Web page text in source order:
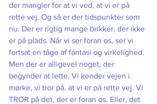
der mangler for at vi ved, at vi er på
rette vej. Og så er der tidspunkter som
nu. Der er rigtig mange brikker, der ikke
er på plads. Når vi ser foran os, ser vi
fortsat en tåge af fantasi og virkelighed.
Men der er alligevel noget, der
begynder at lette. Vi kender vejen i
mørke, vi tror på. at vi er på rette vej. Vi
TROR på det, der er foran os. Eller, det